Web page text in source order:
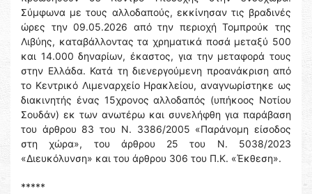
Σύμφωνα με τους αλλοδαπούς, εκκίνησαν τις βραδινές
ώρες την 09.05.2026 από την περιοχή Τομπρούκ της
Λιβύης, καταβάλλοντας τα χρηματικά ποσά μεταξύ 500
και 14.000 δηναρίων, έκαστος, για την μεταφορά τους
στην Ελλάδα. Κατά τη διενεργούμενη προανάκριση από
το Κεντρικό Λιμεναρχείο Ηρακλείου, αναγνωρίστηκε ως
διακινητής ένας 15χρονος αλλοδαπός (υπήκοος Νοτίου
Σουδάν) εκ των ανωτέρω και συνελήφθη για παράβαση
του άρθρου 83 του Ν. 3386/2005 «Παράνομη είσοδος
στη χώρα», του άρθρου 25 του Ν. 5038/2023
«Διευκόλυνση» και του άρθρου 306 του Π.Κ. «Έκθεση».
*****